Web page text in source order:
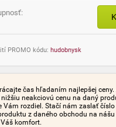
PROMO kódu: hudobnysk
čas hľadaním najlepšej ceny.
neakciovú cenu na daný
rozdiel. Stačí nám zaslať číslo
z daného obchodu na nášu
komfort.